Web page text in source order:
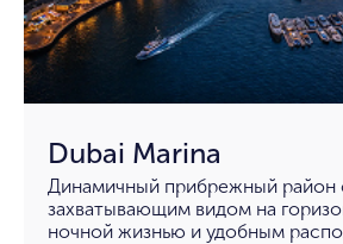
Dubai Marina
Динамичный прибрежный район
захватывающим видом на
ночной жизнью и удобным